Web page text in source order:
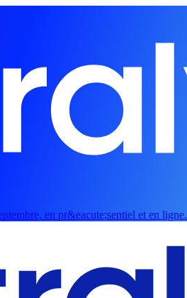
en pr&eacute;sentiel et en ligne.